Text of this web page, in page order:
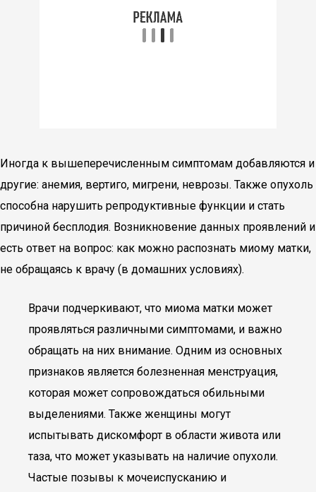
Иногда к вышеперечисленным симптомам добавляются и
другие: анемия, вертиго, мигрени, неврозы. Также опухоль
способна нарушить репродуктивные функции и стать
причиной бесплодия. Возникновение данных проявлений и
есть ответ на вопрос: как можно распознать миому матки,
не обращаясь к врачу (в домашних условиях).
Врачи подчеркивают, что миома матки может
проявляться различными симптомами, и важно
обращать на них внимание. Одним из основных
признаков является болезненная менструация,
которая может сопровождаться обильными
выделениями. Также женщины могут
испытывать дискомфорт в области живота или
таза, что может указывать на наличие опухоли.
Частые позывы к мочеиспусканию и